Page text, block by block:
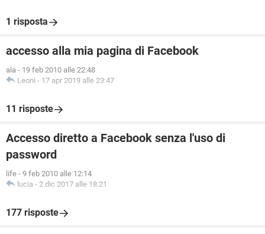
1 risposta
accesso alla mia pagina di Facebook
ala - 19 feb 2010 alle 22:48
Leoni - 17 apr 2019 alle 23:47
11 risposte
Accesso diretto a Facebook senza l'uso di
password
life - 9 feb 2010 alle 12:14
lucia - 2 dic 2017 alle 18:21
177 risposte